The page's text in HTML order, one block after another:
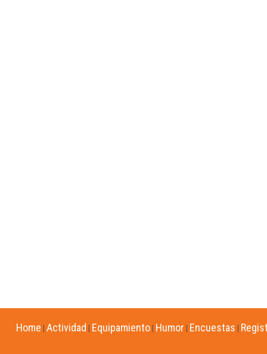
Home Actividad Equipamiento Humor Encuestas